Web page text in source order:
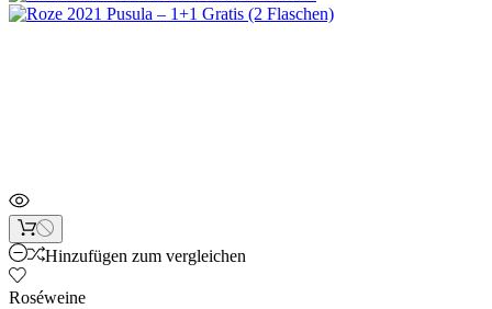
Hinzufügen zum vergleichen
Roséweine